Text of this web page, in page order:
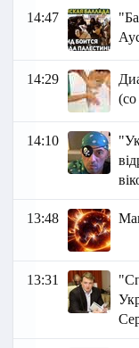
14:47
14:29
14:10
13:48
13:31